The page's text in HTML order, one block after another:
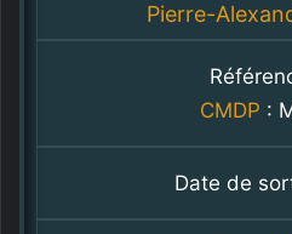
Pierre-
CMDP :
Date de